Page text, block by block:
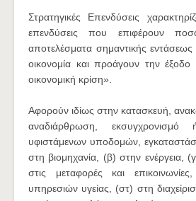
Στρατηγικές Επενδύσεις
επενδύσεις που επιφέρουν
αποτελέσματα σημαντικής εντάσεως
οικονομία και προάγουν την
οικονομική κρίση».
Αφορούν ιδίως στην κατασκευή,
αναδιάρθρωση,
υφιστάμενων υποδομών,
στη βιομηχανία, (β) στην ενέργεια,
στις μεταφορές και
υπηρεσιών υγείας, (στ) στη